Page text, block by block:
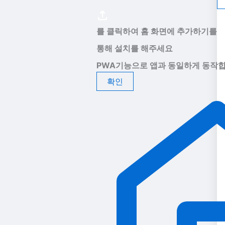
를 클릭하여 홈 화면에 추가하기를
통해 설치를 해주세요
PWA기능으로 앱과 동일하게 동작
확인